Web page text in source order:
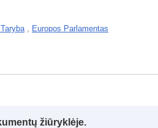
Europos Parlamentas
žiūryklėje.